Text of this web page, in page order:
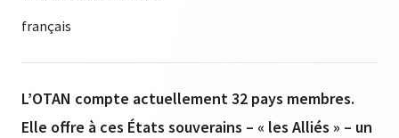
L’OTAN compte actuellement 32 pays membres.
Elle offre à ces États souverains – « les Alliés » – un